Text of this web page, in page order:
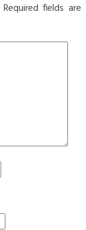
Required fields are